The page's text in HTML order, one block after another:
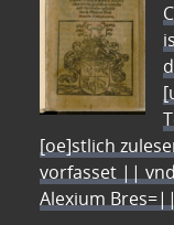
[oe]stlich
vorfasset ||
Alexium